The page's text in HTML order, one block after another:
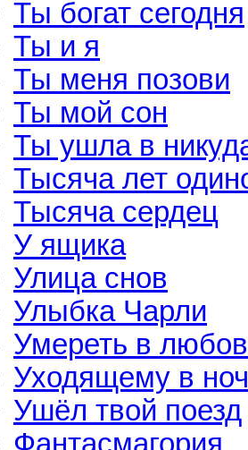
Ты богат сегодня
Ты и я
Ты меня позови
Ты мой сон
Ты ушла в
Тысяча лет
Тысяча сердец
У ящика
Улица снов
Улыбка Чарли
Умереть в
Уходящему в
Ушёл твой поезд